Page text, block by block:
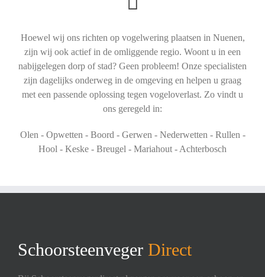
Hoewel wij ons richten op vogelwering plaatsen in Nuenen,
zijn wij ook actief in de omliggende regio. Woont u in een
nabijgelegen dorp of stad? Geen probleem! Onze specialisten
zijn dagelijks onderweg in de omgeving en helpen u graag
met een passende oplossing tegen vogeloverlast. Zo vindt u
ons geregeld in:
Olen - Opwetten - Boord - Gerwen - Nederwetten - Rullen -
Hool - Keske - Breugel - Mariahout - Achterbosch
Schoorsteenveger Direct